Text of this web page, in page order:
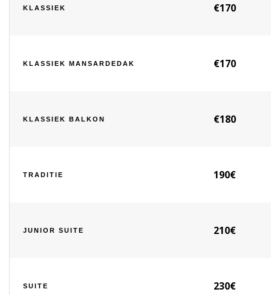
KLASSIEK €170
KLASSIEK MANSARDEDAK €170
KLASSIEK BALKON €180
TRADITIE 190€
JUNIOR SUITE 210€
SUITE 230€